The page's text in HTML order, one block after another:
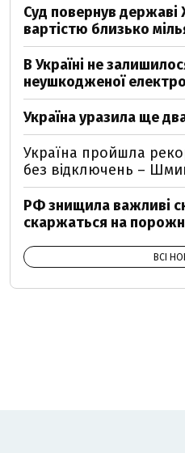
Суд повернув
вартістю близько
В Україні не
неушкодженої
Україна уразила ще
Україна пройшла
без відключень –
РФ знищила важливі
скаржаться на
ВСІ